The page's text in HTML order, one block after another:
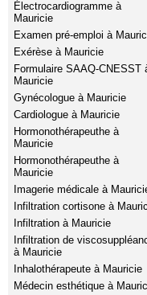
Électrocardiogramme à
Mauricie
Examen pré-emploi à
Exérèse à Mauricie
Formulaire SAAQ-CNESST
Mauricie
Gynécologue à Mauricie
Cardiologue à Mauricie
Hormonothérapeuthe à
Mauricie
Hormonothérapeuthe à
Mauricie
Imagerie médicale à
Infiltration cortisone à
Infiltration à Mauricie
Infiltration de
à Mauricie
Inhalothérapeute à Mauricie
Médecin esthétique à